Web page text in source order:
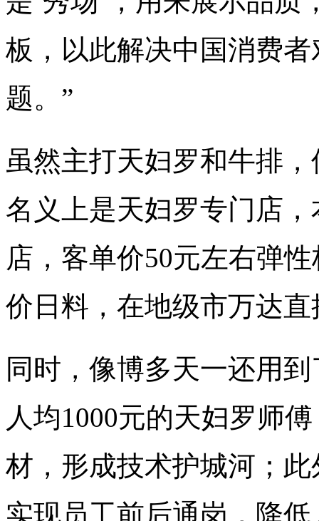
板，以此解决中国消费
题。”
虽然主打天妇罗和牛排
名义上是天妇罗专门店
店，客单价50元左右弹
价日料，在地级市万达
同时，像博多天一还用
人均1000元的天妇罗师
材，形成技术护城河；
实现员工前后通岗，降